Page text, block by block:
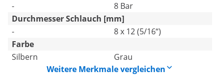
-
8 Bar
Durchmesser Schlauch [mm]
-
8 x 12 (5/16“)
Farbe
Silbern
Grau
Weitere Merkmale vergleichen